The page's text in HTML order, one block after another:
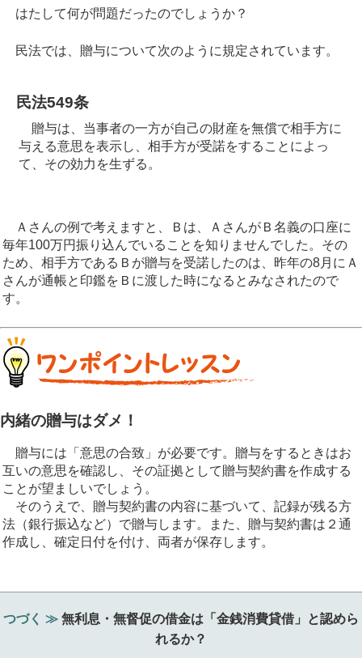
はたして何が問題だったのでしょうか？
民法では、贈与について次のように規定されています。
民法549条
贈与は、当事者の一方が自己の財産を無償で相手方に
与える意思を表示し、相手方が受諾をすることによっ
て、その効力を生ずる。
Ａさんの例で考えますと、Ｂは、ＡさんがＢ名義の口座に
毎年100万円振り込んでいることを知りませんでした。その
ため、相手方であるＢが贈与を受諾したのは、昨年の8月にＡ
さんが通帳と印鑑をＢに渡した時になるとみなされたので
す。
内緒の贈与はダメ！
贈与には「意思の合致」が必要です。贈与をするときはお
互いの意思を確認し、その証拠として贈与契約書を作成する
ことが望ましいでしょう。
そのうえで、贈与契約書の内容に基づいて、記録が残る方
法（銀行振込など）で贈与します。また、贈与契約書は２通
作成し、確定日付を付け、両者が保存します。
つづく ≫ 無利息・無督促の借金は「金銭消費貸借」と認めら
れるか？